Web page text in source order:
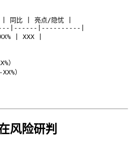
| 同比 | 亮点/隐忧 |
|------|----------|
| XXX |
）
）
风险研判